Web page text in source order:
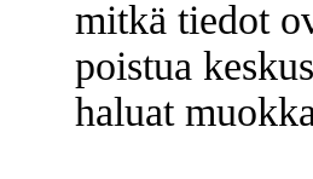
mitkä tiedot
poistua
haluat